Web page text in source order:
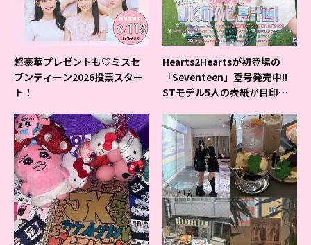
超豪華プレゼントも♡ミスセ
ブンティーン2026投票スター
ト！
Hearts2Heartsが初登場の
「Seventeen」夏号発売中!!
STモデル5人の表紙が目印だ